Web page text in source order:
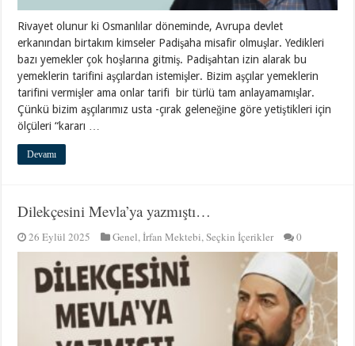
Rivayet olunur ki Osmanlılar döneminde, Avrupa devlet
erkanından birtakım kimseler Padişaha misafir olmuşlar. Yedikleri
bazı yemekler çok hoşlarına gitmiş. Padişahtan izin alarak bu
yemeklerin tarifini aşçılardan istemişler. Bizim aşçılar yemeklerin
tarifini vermişler ama onlar tarifi bir türlü tam anlayamamışlar.
Çünkü bizim aşçılarımız usta -çırak geleneğine göre yetiştikleri için
ölçüleri “kararı …
Devamı
Dilekçesini Mevla’ya yazmıştı…
26 Eylül 2025 Genel,İrfan Mektebi,Seçkin İçerikler 0